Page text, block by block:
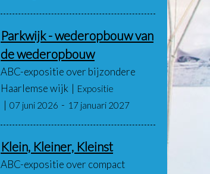
Parkwijk - wederopbouw van
de wederopbouw
ABC-expositie over bijzondere
Haarlemse wijk
Expositie
07 juni 2026
17 januari 2027
Klein, Kleiner, Kleinst
ABC-expositie over compact